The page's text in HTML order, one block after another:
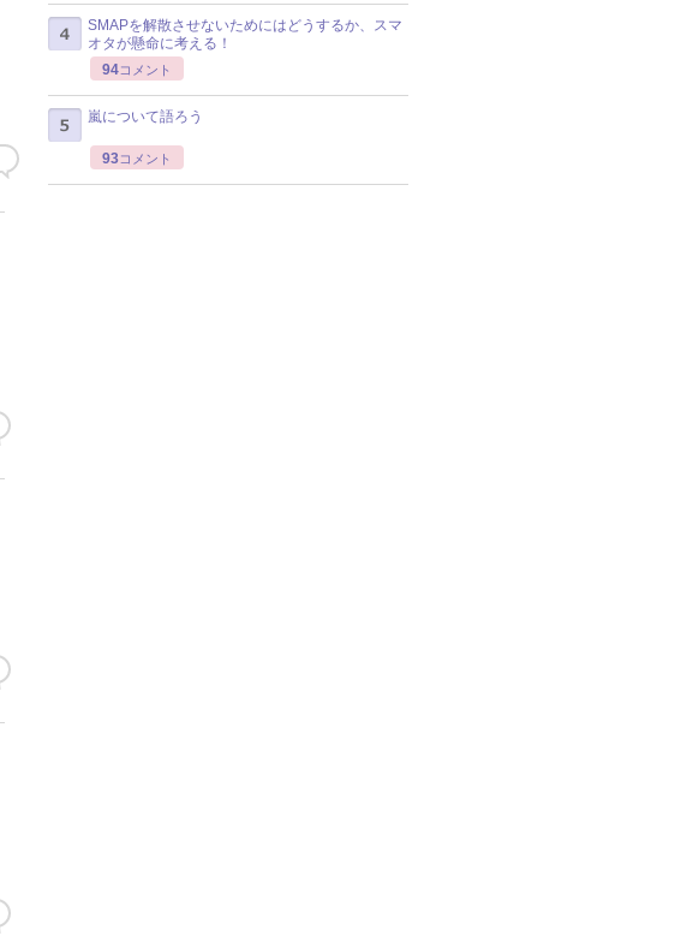
SMAPを解散させないためにはどうするか、スマ
オタが懸命に考える！
94コメント
嵐について語ろう
93コメント